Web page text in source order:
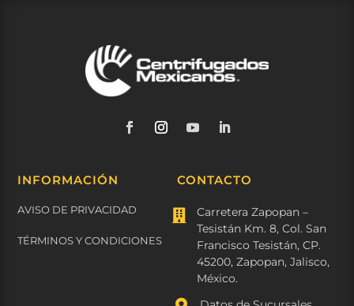
INFORMACIÓN
AVISO DE PRIVACIDAD
TÉRMINOS Y CONDICIONES
CONTACTO

Carretera Zapopan –
Tesistán Km. 8, Col. San
Francisco Tesistán, CP.
45200, Zapopan, Jalisco,
México.